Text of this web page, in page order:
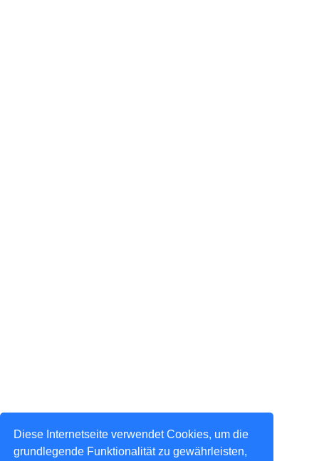
Diese Internetseite verwendet Cookies, um die
grundlegende Funktionalität zu gewährleisten,